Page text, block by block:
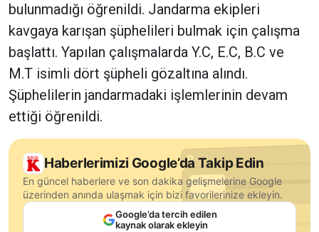
bulunmadığı öğrenildi. Jandarma ekipleri
kavgaya karışan şüphelileri bulmak için çalışma
başlattı. Yapılan çalışmalarda Y.C, E.C, B.C ve
M.T isimli dört şüpheli gözaltına alındı.
Şüphelilerin jandarmadaki işlemlerinin devam
ettiği öğrenildi.
Haberlerimizi Google’da Takip Edin
En güncel haberlere ve son dakika gelişmelerine Google
üzerinden anında ulaşmak için bizi favorilerinize ekleyin.
Google’da tercih edilen
kaynak olarak ekleyin